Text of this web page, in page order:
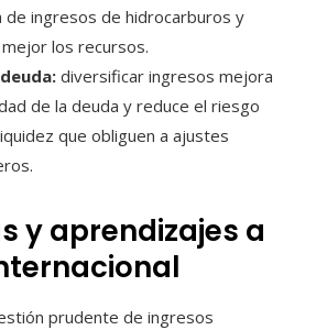
de ingresos de hidrocarburos y
los recursos.
diversificar ingresos mejora
de la deuda y reduce el riesgo
que obliguen a ajustes
y aprendizajes a
prudente de ingresos